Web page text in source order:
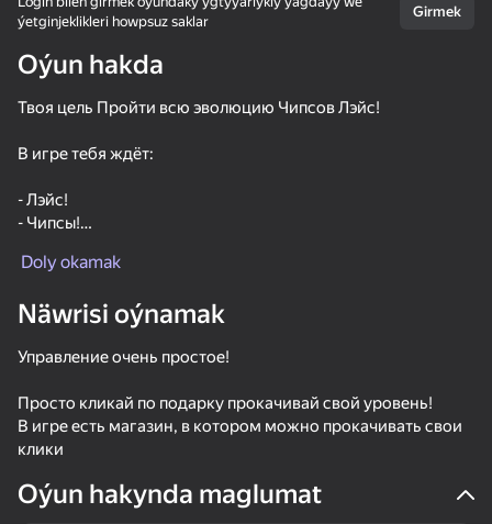
Cookie Clicker
Call Metromen
Skill Test
ýetginjeklikleri howpsuz saklar
Girmek
Oýun hakda
Твоя цель Пройти всю эволюцию Чипсов Лэйс!
В игре тебя ждёт:
- Лэйс!
- Чипсы!
- Прокачка!
Doly okamak
Näwrisi oýnamak
Управление очень простое!
Просто кликай по подарку прокачивай свой уровень!
В игре есть магазин, в котором можно прокачивать свои
клики
Oýun hakynda maglumat